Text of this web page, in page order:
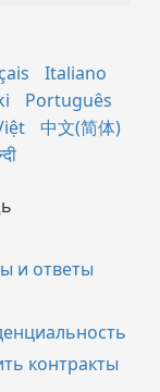
Italiano
Português
中文(简体)
и ответы
контракты